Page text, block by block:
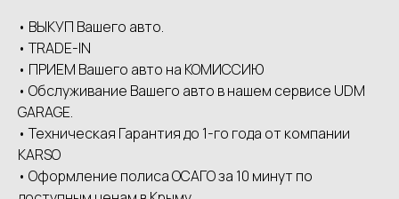
• ВЫКУП Вашего авто.
• ТRАDЕ-IN
• ПРИЕМ Вашего авто на КОМИССИЮ
• Обслуживание Вашего авто в нашем сервисе UDМ
GАRАGЕ.
• Техническая Гарантия до 1-го года от компании
КАRSО
• Оформление полиса ОСАГО за 10 минут по